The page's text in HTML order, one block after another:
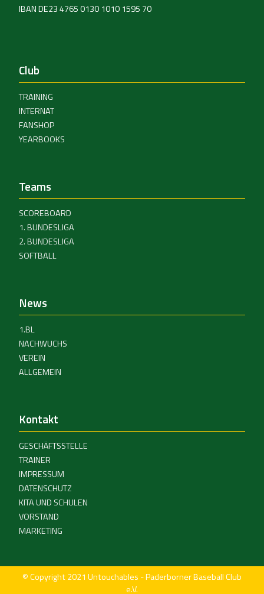
IBAN DE23 4765 0130 1010 1595 70
Club
TRAINING
INTERNAT
FANSHOP
YEARBOOKS
Teams
SCOREBOARD
1. BUNDESLIGA
2. BUNDESLIGA
SOFTBALL
News
1.BL
NACHWUCHS
VEREIN
ALLGEMEIN
Kontakt
GESCHÄFTSSTELLE
TRAINER
IMPRESSUM
DATENSCHUTZ
KITA UND SCHULEN
VORSTAND
MARKETING
© Copyright 2021 Untouchables - Paderborner Baseball Club
e.V.